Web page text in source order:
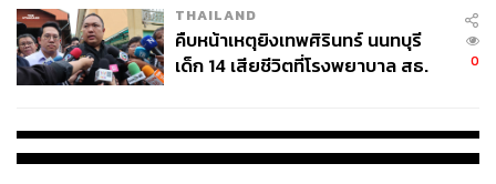
THAILAND
คืบหน้าเหตุยิงเทพศิรินทร์ นนทบุรี
เด็ก 14 เสียชีวิตที่โรงพยาบาล สธ.
0